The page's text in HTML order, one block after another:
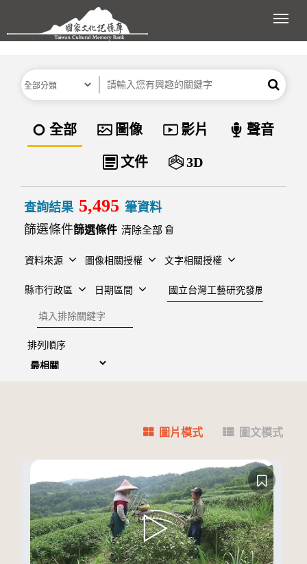
跳到主要內容區塊
展
分類 關鍵字 搜尋
資料類型
全部 圖像 影片 聲音
文件 3D
查詢結果 5,495 筆資料
篩選條件
清除全部
資料來源 圖像相關授權 文字相關授權
縣市行政區 日期區間
建檔單位
排除關鍵字
排列順序
圖片模式 圖文模式